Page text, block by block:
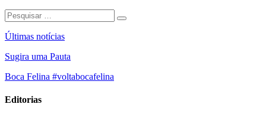
Últimas notícias
Sugira uma Pauta
Boca Felina #voltabocafelina
Editorias